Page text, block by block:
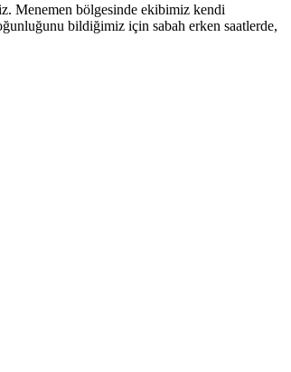
Menemen bölgesinde ekibimiz kendi
bildiğimiz için sabah erken saatlerde,